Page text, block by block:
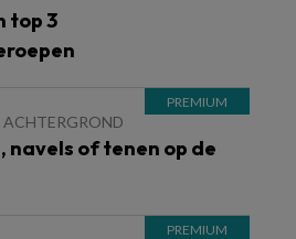
top 3
ACHTERGROND
navels of tenen op de